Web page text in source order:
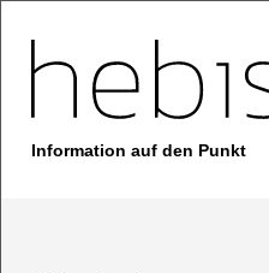
Information auf den Punkt